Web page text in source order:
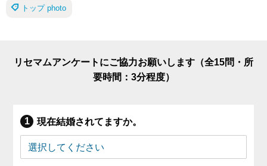
トップ photo
リセマムアンケートにご協力お願いします（全15問・所
要時間：3分程度）
現在結婚されてますか。